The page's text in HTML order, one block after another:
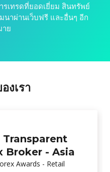
รเทรดที่ยอดเยี่ยม สินทรัพย์
นาผ่านเว็บฟรี และอื่นๆ อีก
าย
งเรา
Forex
Magazine